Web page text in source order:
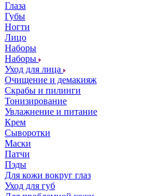
Глаза
Губы
Ногти
Лицо
Наборы
Наборы
Уход для лица
Очищение и демакияж
Скрабы и пилинги
Тонизирование
Увлажнение и питание
Крем
Сыворотки
Маски
Патчи
Пэды
Для кожи вокруг глаз
Уход для губ